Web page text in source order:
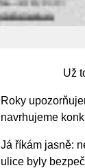
Už
Roky
navrhujeme
Já říkám jasně:
ulice byly